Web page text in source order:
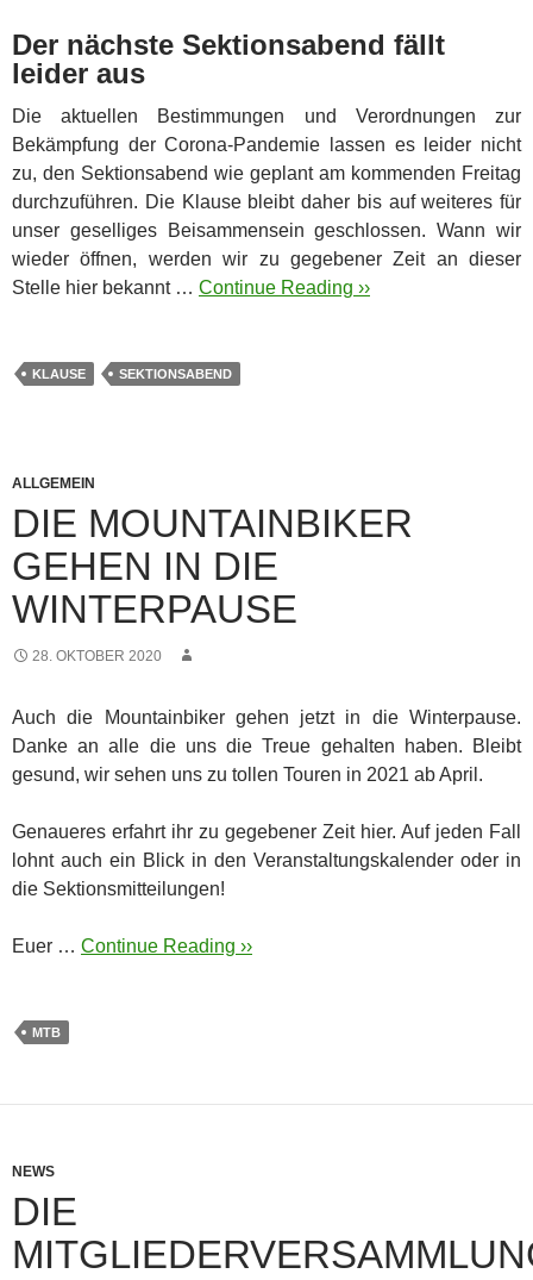
Der nächste Sektionsabend fällt
leider aus
Die aktuellen Bestimmungen und Verordnungen zur
Bekämpfung der Corona-Pandemie lassen es leider nicht
zu, den Sektionsabend wie geplant am kommenden Freitag
durchzuführen. Die Klause bleibt daher bis auf weiteres für
unser geselliges Beisammensein geschlossen. Wann wir
wieder öffnen, werden wir zu gegebener Zeit an dieser
Stelle hier bekannt … Continue Reading ››
KLAUSE SEKTIONSABEND
ALLGEMEIN
DIE MOUNTAINBIKER
GEHEN IN DIE
WINTERPAUSE
28. OKTOBER 2020
Auch die Mountainbiker gehen jetzt in die Winterpause.
Danke an alle die uns die Treue gehalten haben. Bleibt
gesund, wir sehen uns zu tollen Touren in 2021 ab April.
Genaueres erfahrt ihr zu gegebener Zeit hier. Auf jeden Fall
lohnt auch ein Blick in den Veranstaltungskalender oder in
die Sektionsmitteilungen!
Euer … Continue Reading ››
MTB
NEWS
DIE